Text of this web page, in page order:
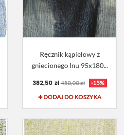
Ręcznik kąpielowy z
gniecionego lnu 95x180...
382,50 zł 450,00 zł
-15%
DODAJ DO KOSZYKA